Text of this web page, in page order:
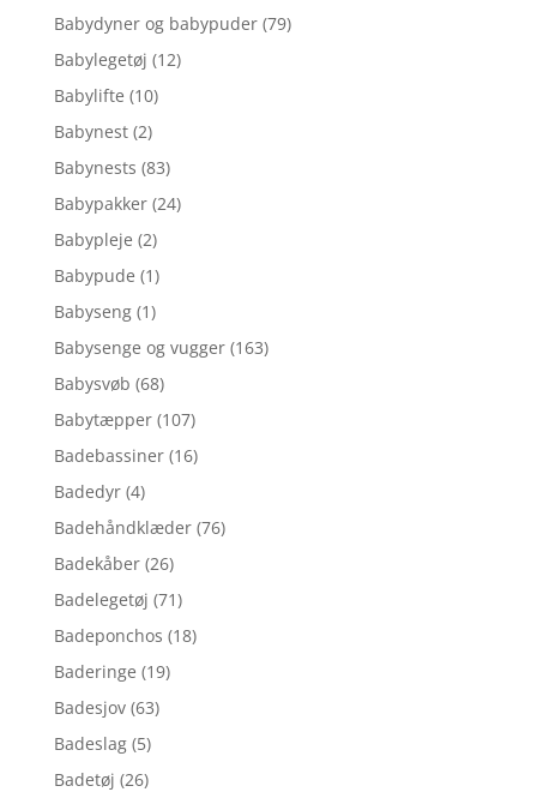
Babydyner og babypuder (79)
Babylegetøj (12)
Babylifte (10)
Babynest (2)
Babynests (83)
Babypakker (24)
Babypleje (2)
Babypude (1)
Babyseng (1)
Babysenge og vugger (163)
Babysvøb (68)
Babytæpper (107)
Badebassiner (16)
Badedyr (4)
Badehåndklæder (76)
Badekåber (26)
Badelegetøj (71)
Badeponchos (18)
Baderinge (19)
Badesjov (63)
Badeslag (5)
Badetøj (26)